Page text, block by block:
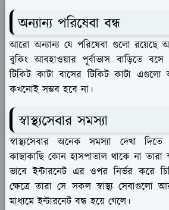
অন্যান্য পরিষেবা বন্ধ
আরো অন্যান্য যে পরিষেবা গুলো রয়েছে
বুকিং আবহাওয়ার পূর্বাভাস বাড়িতে
টিকিট কাটা বাসের টিকিট কাটা
কখনোই সম্ভব হবে না।
স্বাস্থ্যসেবার সমস্যা
স্বাস্থ্যসেবার অনেক সমস্যা দেখা
কাছাকাছি কোন হাসপাতাল থাকে না তারা
ভাবে ইন্টারনেট এর ওপর নির্ভর করে
ক্ষেত্রে তারা সে সকল স্বাস্থ্য সেবাগুলো
মাধ্যমে ইন্টারনেট বন্ধ হয়ে গেলে।